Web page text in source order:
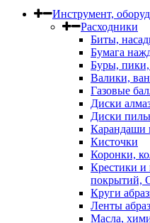
Инструмент,
Расходники
Биты,
Бумага
Буры, пики,
Валики,
Газовые
Диски
Диски
Карандаши
Кисточки
Коронки,
Крестики и
покрытий,
Круги
Ленты
Масла,